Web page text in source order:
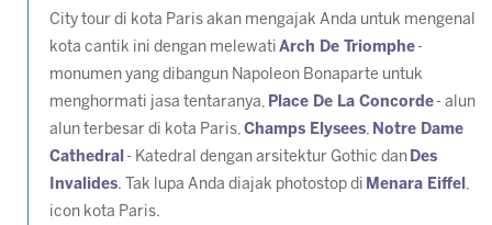
City tour di kota Paris akan mengajak Anda untuk mengenal
kota cantik ini dengan melewati Arch De Triomphe -
monumen yang dibangun Napoleon Bonaparte untuk
menghormati jasa tentaranya, Place De La Concorde - alun
alun terbesar di kota Paris, Champs Elysees, Notre Dame
Cathedral - Katedral dengan arsitektur Gothic dan Des
Invalides. Tak lupa Anda diajak photostop di Menara Eiffel ,
icon kota Paris.